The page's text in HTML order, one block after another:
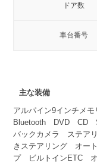
ドア数
車台番号
主な装備
アルパイン9インチメ
Bluetooth DVD CD
バックカメラ ステア
きステアリング オー
プ ビルトインETC